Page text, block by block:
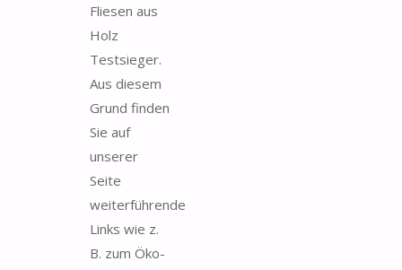
Fliesen aus
Holz
Testsieger.
Aus diesem
Grund finden
Sie auf
unserer
Seite
weiterführende
Links wie z.
B. zum Öko-